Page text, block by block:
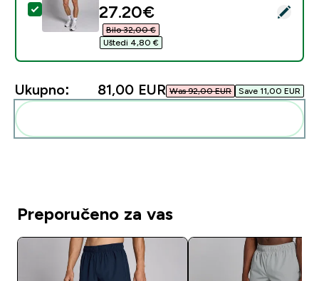
Odaberi ovaj proizvod - MP muške tkane kratke hlače
discounted price
27.20€‎
Bilo 32,00 €‎
Uštedi 4,80 €‎
Ukupno: 81,00 EUR‎ Was 92,00 EUR‎ Save 11,00 EUR‎
Preporučeno za vas